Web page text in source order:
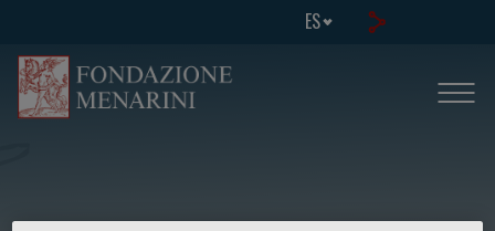
ES